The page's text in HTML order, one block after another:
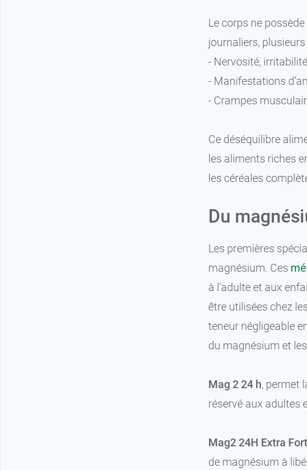
Le corps ne
journaliers,
- Nervosité,
- Manifestations
- Crampes
Ce déséquilibre
les aliments riches
les céréales
Du
Les premières
magnésium. Ces
à l’adulte et aux
être utilisées chez
teneur négligeable
du magnésium et
Mag 2 24 h, permet
réservé aux adultes
Mag2 24H Extra Fort
de magnésium à